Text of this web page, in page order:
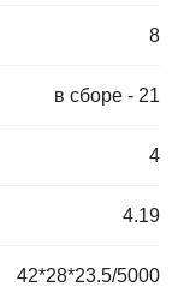
8
в сборе - 21
4
4.19
42*28*23.5/5000